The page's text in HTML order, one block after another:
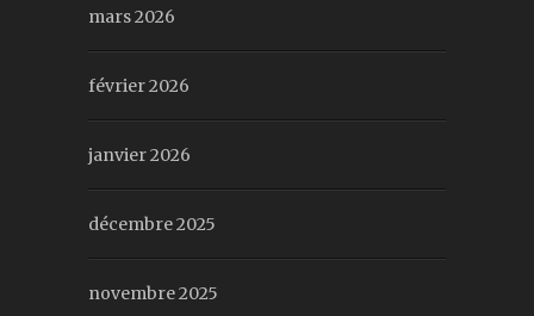
mars 2026
février 2026
janvier 2026
décembre 2025
novembre 2025